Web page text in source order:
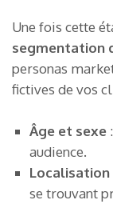
Une fois cette
segmentation
personas
fictives de vos
Âge et sexe
audience.
se trouvant